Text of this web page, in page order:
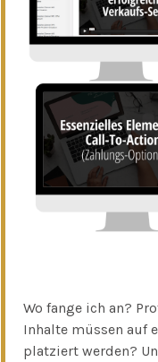
Wo fange ich an?
Inhalte müssen auf
platziert werden?